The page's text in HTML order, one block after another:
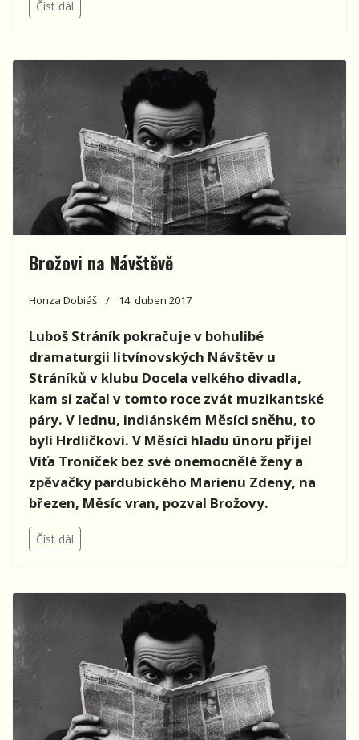
Číst dál
Brožovi na Návštěvě
Honza Dobiáš 14. duben 2017
Luboš Stráník pokračuje v bohulibé
dramaturgii litvínovských Návštěv u
Stráníků v klubu Docela velkého divadla,
kam si začal v tomto roce zvát muzikantské
páry. V lednu, indiánském Měsíci sněhu, to
byli Hrdličkovi. V Měsíci hladu únoru přijel
Víťa Troníček bez své onemocnělé ženy a
zpěvačky pardubického Marienu Zdeny, na
březen, Měsíc vran, pozval Brožovy.
Číst dál